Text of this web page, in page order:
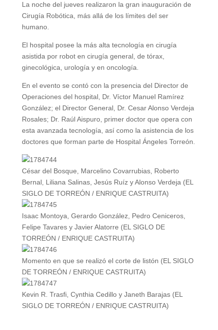
La noche del jueves realizaron la gran inauguración de
Cirugía Robótica, más allá de los límites del ser
humano.
El hospital posee la más alta tecnología en cirugía
asistida por robot en cirugía general, de tórax,
ginecológica, urología y en oncología.
En el evento se contó con la presencia del Director de
Operaciones del hospital, Dr. Víctor Manuel Ramírez
González; el Director General, Dr. Cesar Alonso Verdeja
Rosales; Dr. Raúl Aispuro, primer doctor que opera con
esta avanzada tecnología, así como la asistencia de los
doctores que forman parte de Hospital Ángeles Torreón.
César del Bosque, Marcelino Covarrubias, Roberto
Bernal, Liliana Salinas, Jesús Ruíz y Alonso Verdeja (EL
SIGLO DE TORREÓN / ENRIQUE CASTRUITA)
Isaac Montoya, Gerardo González, Pedro Ceniceros,
Felipe Tavares y Javier Alatorre (EL SIGLO DE
TORREÓN / ENRIQUE CASTRUITA)
Momento en que se realizó el corte de listón (EL SIGLO
DE TORREÓN / ENRIQUE CASTRUITA)
Kevin R. Trasfi, Cynthia Cedillo y Janeth Barajas (EL
SIGLO DE TORREÓN / ENRIQUE CASTRUITA)